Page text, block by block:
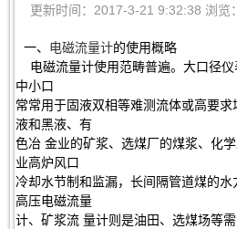
更新时间：2017-3-21 9:32:38 浏览
一、 电磁流量计的使用概略
电磁流量计使用范畴普遍。大口径仪
中小口
常常用于固液双相等难测流体或高要
液和黑液、有
色冶 金业的矿浆、选煤厂的煤浆、化
业高炉风口
冷却水节制和监漏，长间隔管道煤的水
高压电磁流量
计、矿浆流 量计则是油田、选煤场等